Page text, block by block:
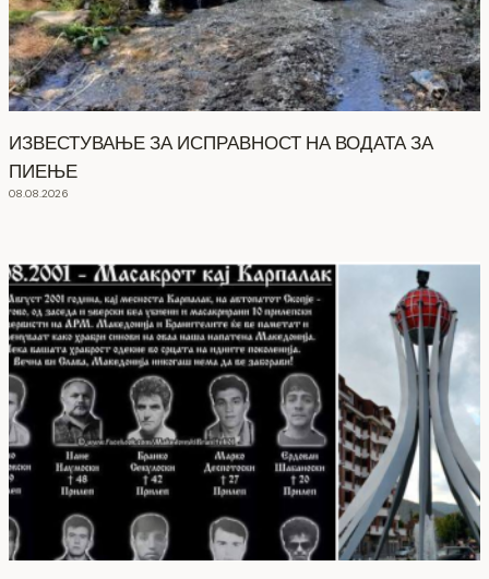
ИЗВЕСТУВАЊЕ ЗА ИСПРАВНОСТ НА ВОДАТА ЗА
ПИЕЊЕ
08.08.2026